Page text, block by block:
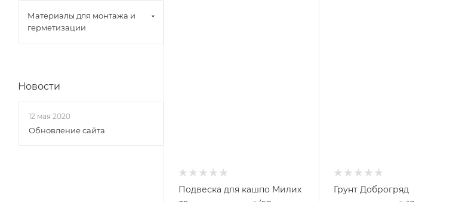
Подвеска для кашпо Милих
Грунт Доброгряд
Материалы для монтажа и
герметизации
Новости
12 мая 2020
Обновление сайта